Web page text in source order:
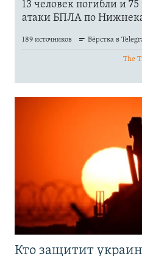
Кто защитит